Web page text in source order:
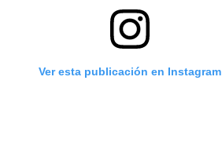
Ver esta publicación en Instagram